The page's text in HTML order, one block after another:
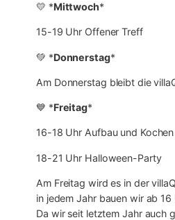
💛 *Mittwoch*
15-19 Uhr Offener Treff
💚 *Donnerstag*
Am Donnerstag bleibt die
💙 *Freitag*
16-18 Uhr Aufbau und Kochen
18-21 Uhr Halloween-Party
Am Freitag wird es in der
in jedem Jahr bauen wir ab 16
Da wir seit letztem Jahr auch